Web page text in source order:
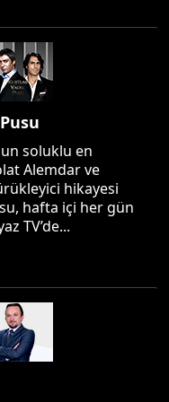
soluklu en
Alemdar ve
hikayesi
hafta içi her gün
TV’de...